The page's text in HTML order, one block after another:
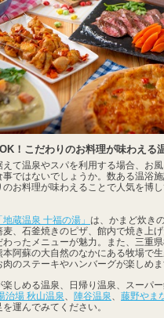
！こだわりのお料理が味わえる
て温泉やスパを利用する場合、お
事ではないでしょうか。数ある温浴
お料理が味わえることで人気を博
「地蔵温泉 十福の湯」 は、かまど炊き
麦、石釜焼きのピザ、館内で焼き上
ったメニューが魅力。また、三重
本阿蘇の大自然のなかにある牧場で
のステーキやハンバーグが楽しめま
楽しめる温泉、日帰り温泉、スーパ
治場 秋山温泉 陣谷温泉 藤野やま
運んでみてください。